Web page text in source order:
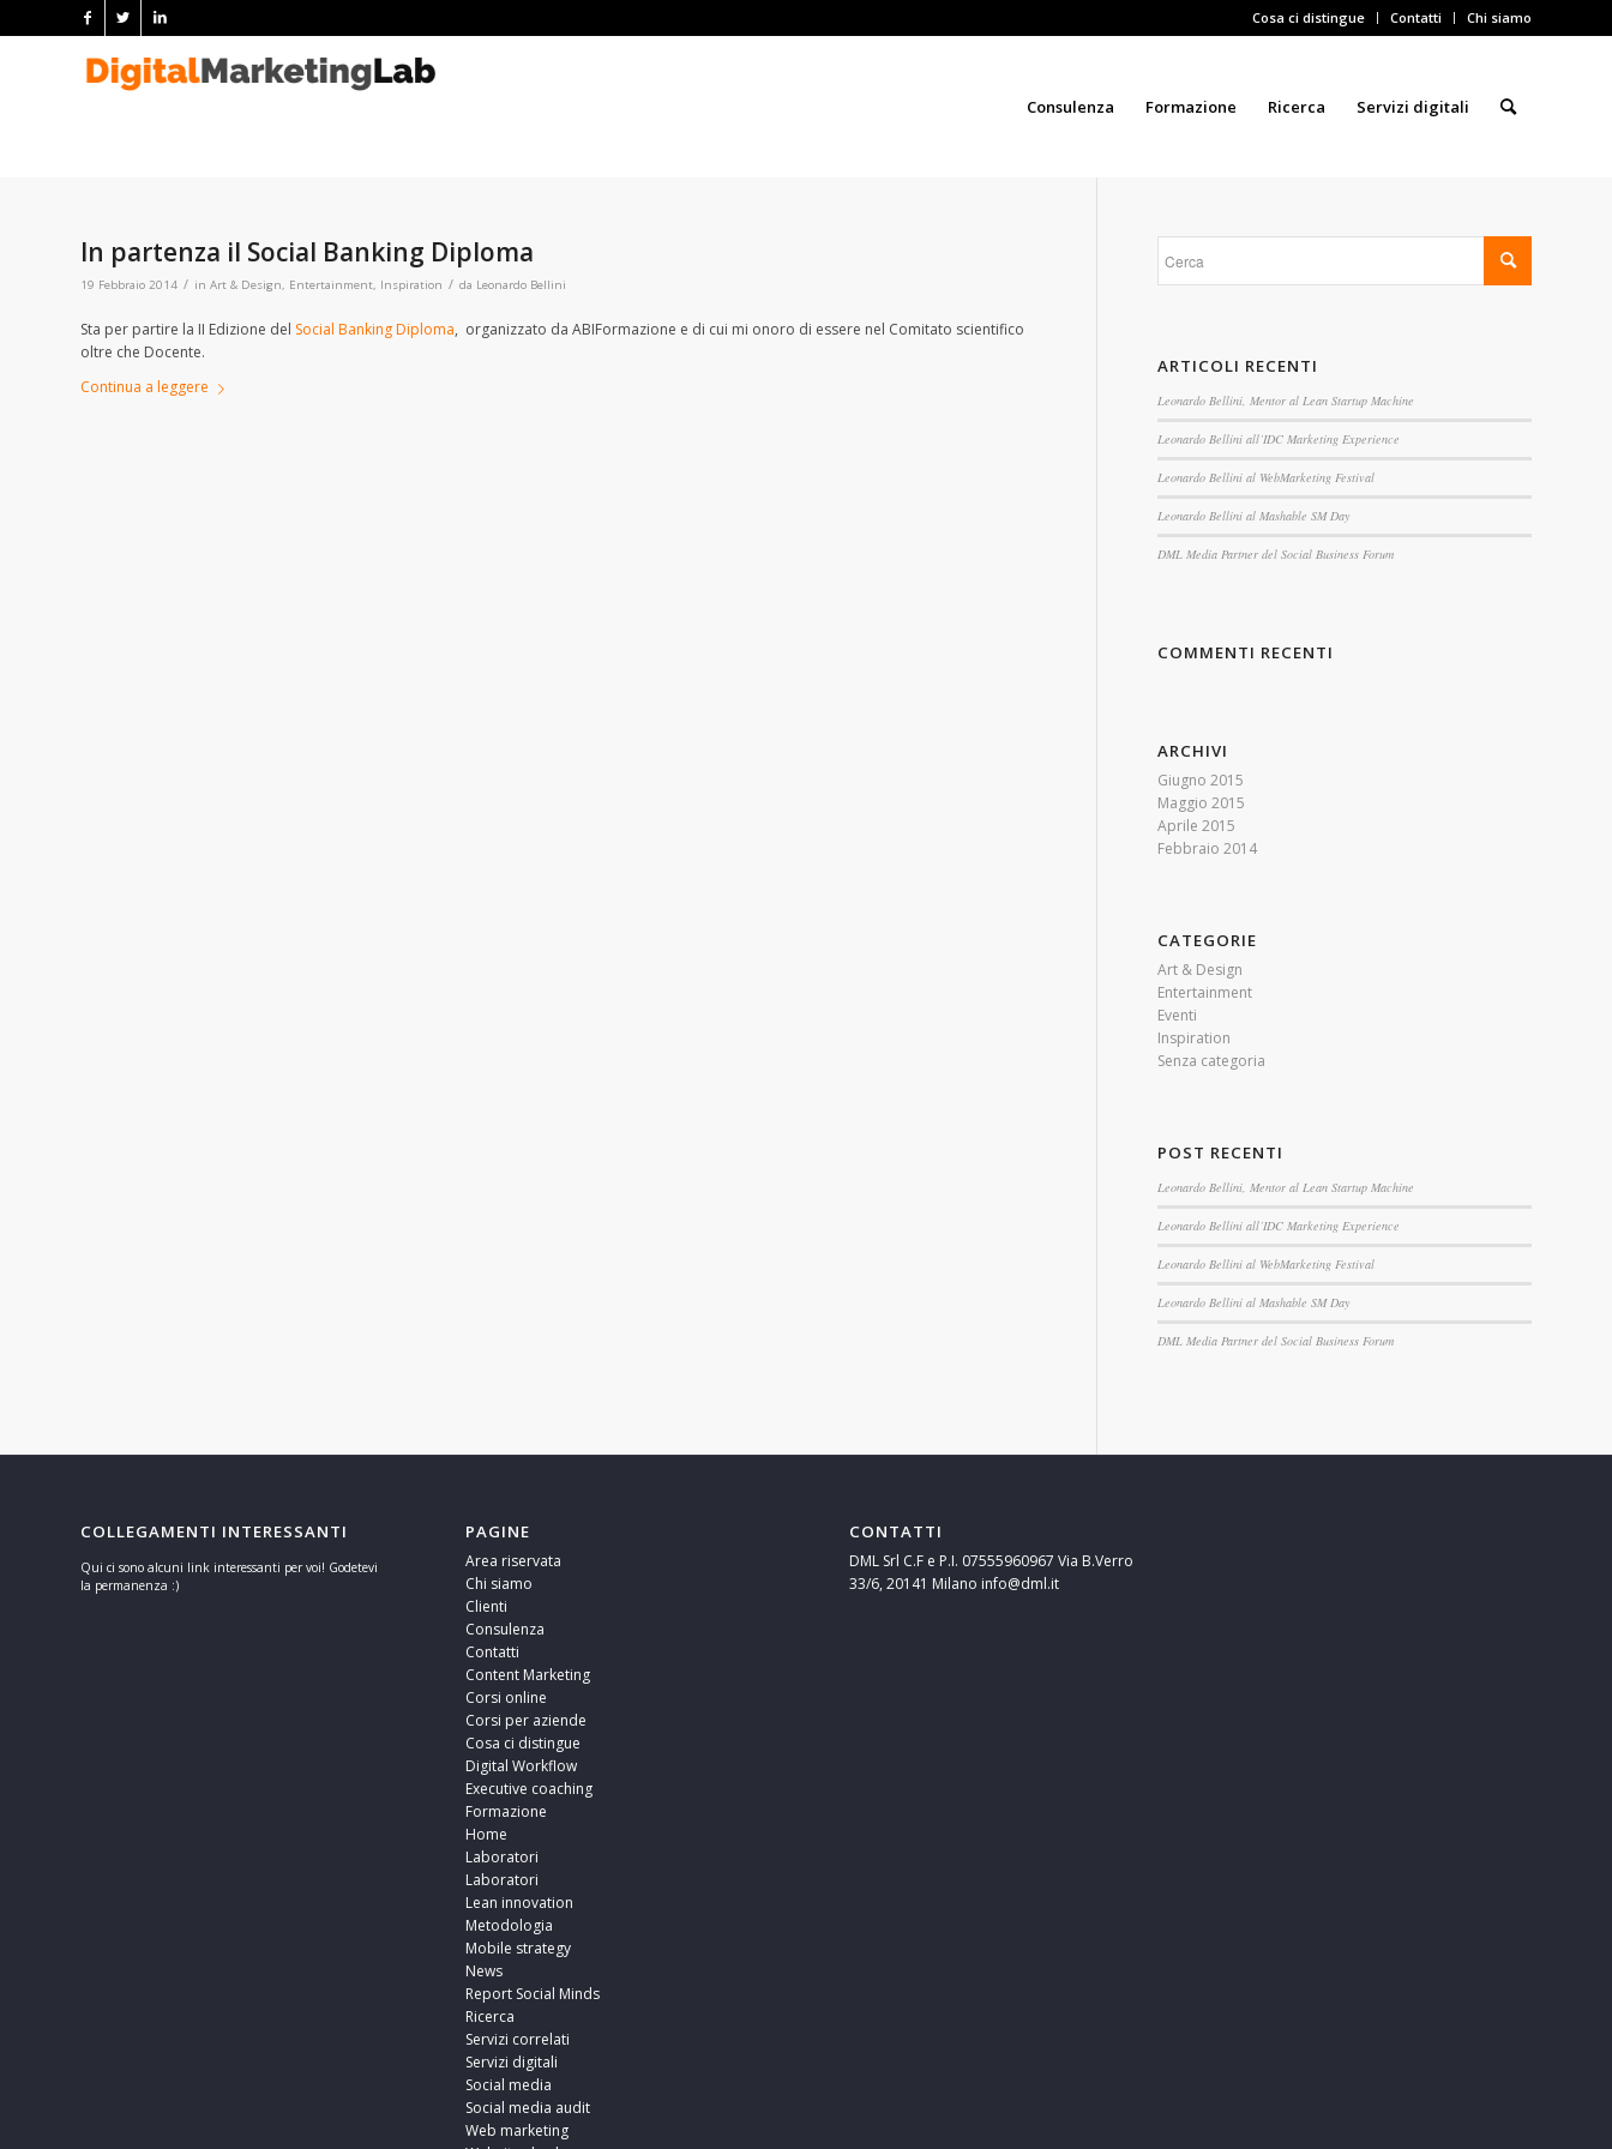
Cosa ci distingue Contatti Chi siamo
Consulenza Formazione Ricerca Servizi digitali
In partenza il Social Banking Diploma
19 Febbraio 2014 / in Art & Design, Entertainment, Inspiration / da Leonardo Bellini
Sta per partire la II Edizione del Social Banking Diploma, organizzato da ABIFormazione e di cui mi onoro di essere nel Comitato scientifico
oltre che Docente.
Continua a leggere
ARTICOLI RECENTI
Leonardo Bellini, Mentor al Lean Startup Machine
Leonardo Bellini all’IDC Marketing Experience
Leonardo Bellini al WebMarketing Festival
Leonardo Bellini al Mashable SM Day
DML Media Partner del Social Business Forum
COMMENTI RECENTI
ARCHIVI
Giugno 2015
Maggio 2015
Aprile 2015
Febbraio 2014
CATEGORIE
Art & Design
Entertainment
Eventi
Inspiration
Senza categoria
POST RECENTI
Leonardo Bellini, Mentor al Lean Startup Machine
Leonardo Bellini all’IDC Marketing Experience
Leonardo Bellini al WebMarketing Festival
Leonardo Bellini al Mashable SM Day
DML Media Partner del Social Business Forum
COLLEGAMENTI INTERESSANTI
Qui ci sono alcuni link interessanti per voi! Godetevi
la permanenza :)
PAGINE
Area riservata
Chi siamo
Clienti
Consulenza
Contatti
Content Marketing
Corsi online
Corsi per aziende
Cosa ci distingue
Digital Workflow
Executive coaching
Formazione
Home
Laboratori
Laboratori
Lean innovation
Metodologia
Mobile strategy
News
Report Social Minds
Ricerca
Servizi correlati
Servizi digitali
Social media
Social media audit
Web marketing
CONTATTI
DML Srl C.F e P.I. 07555960967 Via B.Verro
33/6, 20141 Milano info@dml.it